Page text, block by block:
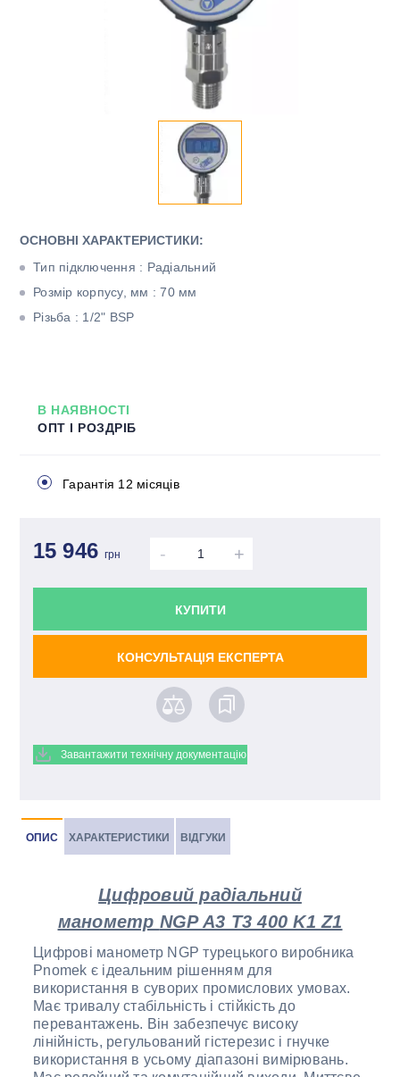
ОСНОВНІ ХАРАКТЕРИСТИКИ:
Тип підключення : Радіальний
Розмір корпусу, мм : 70 мм
Різьба : 1/2" BSP
В НАЯВНОСТІ
ОПТ І РОЗДРІБ
Гарантія 12 місяців
15 946грн - +
КУПИТИ
КОНСУЛЬТАЦІЯ ЕКСПЕРТА
Завантажити технічну документацію
ОПИС ХАРАКТЕРИСТИКИ ВІДГУКИ
Цифровий радіальний
манометр NGP A3 T3 400 K1 Z1
Цифрові манометр NGP турецького виробника
Pnomek є ідеальним рішенням для
використання в суворих промислових умовах.
Має тривалу стабільність і стійкість до
перевантажень. Він забезпечує високу
лінійність, регульований гістерезис і гнучке
використання в усьому діапазоні вимірювань.